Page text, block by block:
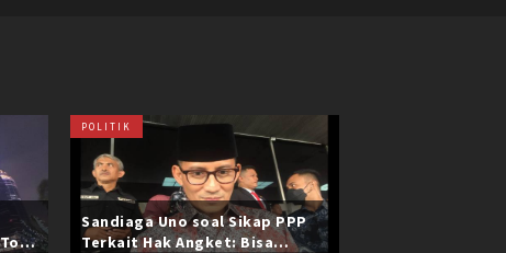
POLITIK
Sandiaga Uno soal Sikap PPP
Terkait Hak Angket: Bisa